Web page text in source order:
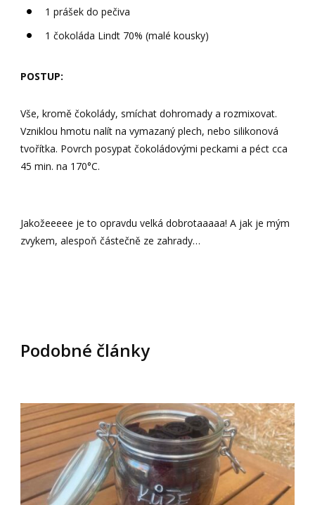
1 prášek do pečiva
1 čokoláda Lindt 70% (malé kousky)
POSTUP:
Vše, kromě čokolády, smíchat dohromady a rozmixovat.
Vzniklou hmotu nalít na vymazaný plech, nebo silikonová
tvořítka. Povrch posypat čokoládovými peckami a péct cca
45 min. na 170°C.
Jakožeeeee je to opravdu velká dobrotaaaaa! A jak je mým
zvykem, alespoň částečně ze zahrady…
Podobné články